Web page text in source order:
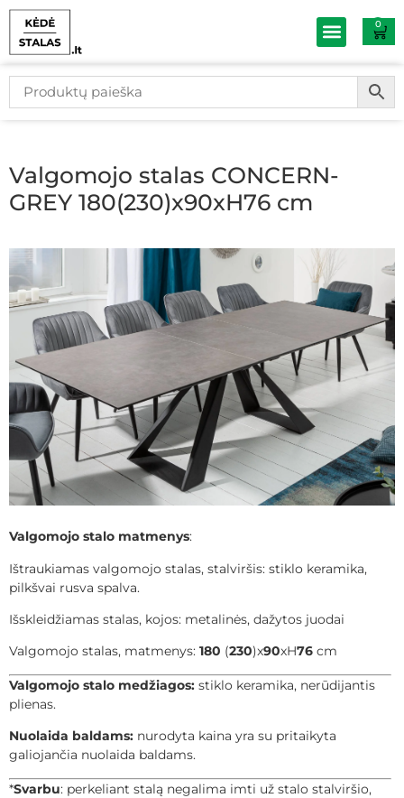
0
Valgomojo stalas CONCERN-
GREY 180(230)x90xH76 cm
Valgomojo stalo matmenys:
Ištraukiamas valgomojo stalas, stalviršis: stiklo keramika,
pilkšvai rusva spalva.
Išskleidžiamas stalas, kojos: metalinės, dažytos juodai
Valgomojo stalas, matmenys: 180 (230)x90xH76 cm
Valgomojo stalo medžiagos: stiklo keramika, nerūdijantis
plienas.
Nuolaida baldams: nurodyta kaina yra su pritaikyta
galiojančia nuolaida baldams.
*Svarbu: perkeliant stalą negalima imti už stalo stalviršio,